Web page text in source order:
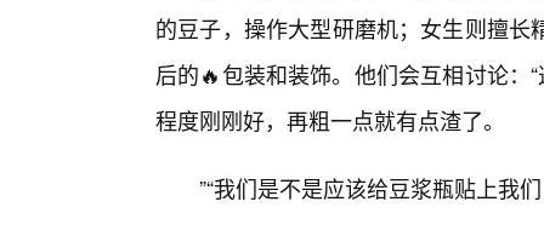
的豆子，操作大型研磨机；女生则擅
后的🔥包装和装饰。他们会互相讨论：
程度刚刚好，再粗一点就有点渣了。
”“我们是不是应该给豆浆瓶贴上我